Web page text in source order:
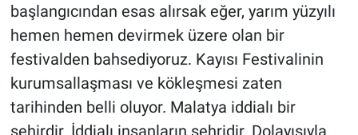
başlangıcından esas alırsak eğer, yarım yüzyılı
hemen hemen devirmek üzere olan bir
festivalden bahsediyoruz. Kayısı Festivalinin
kurumsallaşması ve kökleşmesi zaten
tarihinden belli oluyor. Malatya iddialı bir